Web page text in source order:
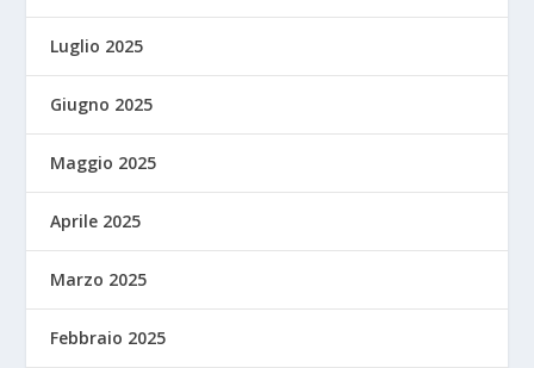
Luglio 2025
Giugno 2025
Maggio 2025
Aprile 2025
Marzo 2025
Febbraio 2025